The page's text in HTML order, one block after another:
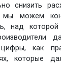
снизить
мы можем
над
как
которые